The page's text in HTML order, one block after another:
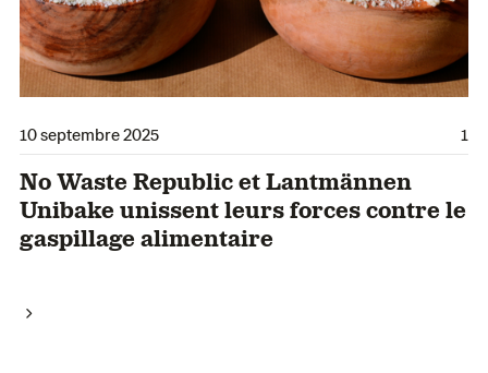
10 septembre 2025 1
No Waste Republic et Lantmännen
Unibake unissent leurs forces contre le
gaspillage alimentaire